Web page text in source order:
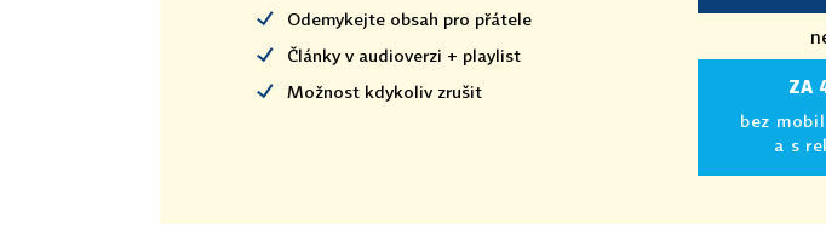
Odemykejte obsah pro přátele
Články v audioverzi + playlist
Možnost kdykoliv zrušit
ZA
bez
a s